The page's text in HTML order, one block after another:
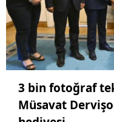
3 bin fotoğraf
Müsavat